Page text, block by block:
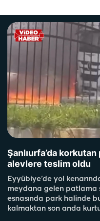
Şanlıurfa’da
alevlere teslim oldu
Eyyübiye’de yol
meydana gelen patlama
esnasında park halinde
kalmaktan son anda